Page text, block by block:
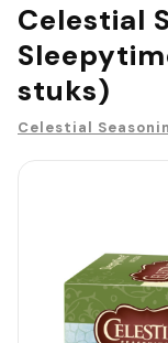
Celestial
stuks)
Celestial